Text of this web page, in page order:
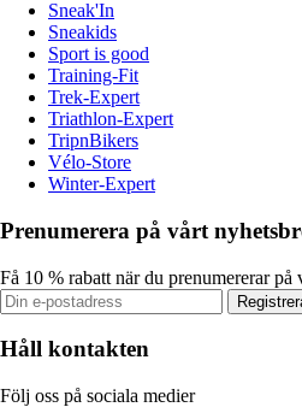
Sneak'In
Sneakids
Sport is good
Training-Fit
Trek-Expert
Triathlon-Expert
TripnBikers
Vélo-Store
Winter-Expert
Prenumerera på vårt
Få 10 % rabatt när du prenumererar på
Håll kontakten
Följ oss på sociala medier